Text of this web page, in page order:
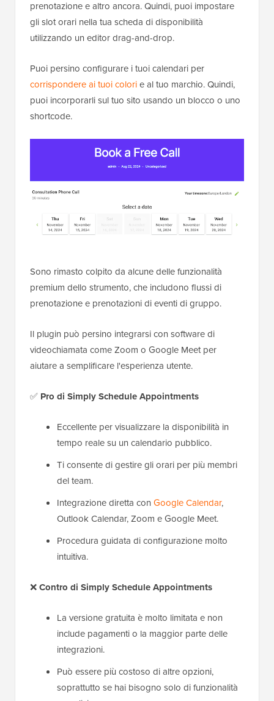
prenotazione e altro ancora. Quindi, puoi impostare
gli slot orari nella tua scheda di disponibilità
utilizzando un editor drag-and-drop.
Puoi persino configurare i tuoi calendari per
corrispondere ai tuoi colorie al tuo marchio. Quindi,
puoi incorporarli sul tuo sito usando un blocco o uno
shortcode.
Sono rimasto colpito da alcune delle funzionalità
premium dello strumento, che includono flussi di
prenotazione e prenotazioni di eventi di gruppo.
Il plugin può persino integrarsi con software di
videochiamata come Zoom o Google Meet per
aiutare a semplificare l'esperienza utente.
✅ Pro di Simply Schedule Appointments
Eccellente per visualizzare la disponibilità in
tempo reale su un calendario pubblico.
Ti consente di gestire gli orari per più membri
del team.
Integrazione diretta con Google Calendar,
Outlook Calendar, Zoom e Google Meet.
Procedura guidata di configurazione molto
intuitiva.
❌Contro di Simply Schedule Appointments
La versione gratuita è molto limitata e non
include pagamenti o la maggior parte delle
integrazioni.
Può essere più costoso di altre opzioni,
soprattutto se hai bisogno solo di funzionalità